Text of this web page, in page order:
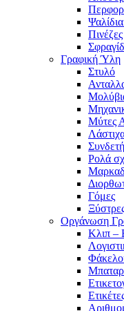
Γραφική Ύλη
Στυλό
Μύτες
Ρολά
Γόμες
Οργάνωση
Κλιπ –